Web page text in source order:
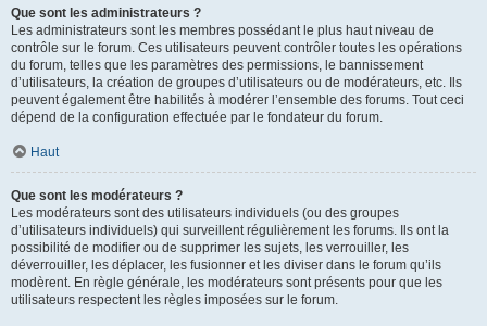
Que sont les administrateurs ?
Les administrateurs sont les membres possédant le plus haut niveau de
contrôle sur le forum. Ces utilisateurs peuvent contrôler toutes les opérations
du forum, telles que les paramètres des permissions, le bannissement
d’utilisateurs, la création de groupes d’utilisateurs ou de modérateurs, etc. Ils
peuvent également être habilités à modérer l’ensemble des forums. Tout ceci
dépend de la configuration effectuée par le fondateur du forum.
Haut
Que sont les modérateurs ?
Les modérateurs sont des utilisateurs individuels (ou des groupes
d’utilisateurs individuels) qui surveillent régulièrement les forums. Ils ont la
possibilité de modifier ou de supprimer les sujets, les verrouiller, les
déverrouiller, les déplacer, les fusionner et les diviser dans le forum qu’ils
modèrent. En règle générale, les modérateurs sont présents pour que les
utilisateurs respectent les règles imposées sur le forum.